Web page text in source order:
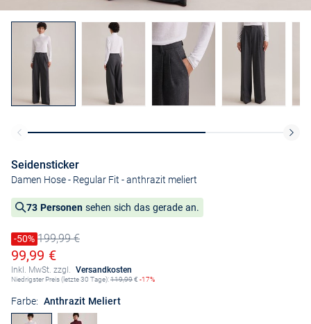
Seidensticker
Damen Hose - Regular Fit - anthrazit meliert
73 Personen sehen sich das gerade an.
Preis reduziert um
-50%
Alter Preis199,99 €
Ermäßigter Preis
99,99 €
Inkl. MwSt. zzgl. Versandkosten
Niedrigster Preis (letzte 30 Tage):119,99€ -17%
Farbe: Anthrazit Meliert